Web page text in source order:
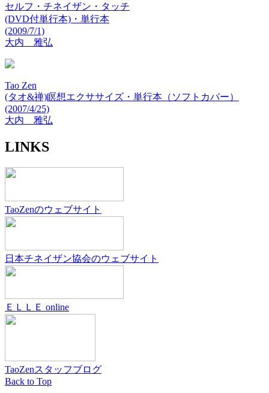
セルフ・チネイザン・タッチ
(DVD付単行本)・単行本
(2009/7/1)
大内 雅弘
Tao Zen
(タオ&禅)瞑想エクササイズ・単行本（ソフトカバー）
(2007/4/25)
大内 雅弘
LINKS
TaoZenのウェブサイト
日本チネイザン協会のウェブサイト
ＥＬＬＥ online
TaoZenスタッフブログ
Back to Top